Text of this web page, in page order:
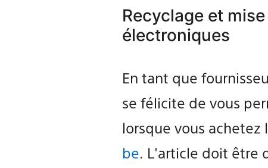
Recyclage et
électroniques
En tant que
se félicite de vous
lorsque vous
be. L'article doit être